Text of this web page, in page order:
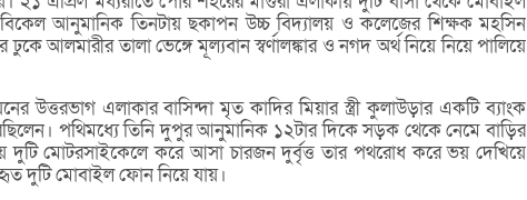
বিকেল আনুমানিক তিনটায় ছকাপন উচ্চ বিদ্যালয় ও কলেজের শিক্ষক মহসিন
আলমারীর তালা ভেঙ্গে মূল্যবান স্বর্ণালঙ্কার ও নগদ অর্থ নিয়ে নিয়ে পালিয়ে
উত্তরভাগ এলাকার বাসিন্দা মৃত কাদির মিয়ার স্ত্রী কুলাউড়ার একটি ব্যাংক
পথিমধ্যে তিনি দুপুর আনুমানিক ১২টার দিকে সড়ক থেকে নেমে বাড়ির
দুটি মোটরসাইকেলে করে আসা চারজন দুর্বৃত্ত তার পথরোধ করে ভয় দেখিয়ে
দুটি মোবাইল ফোন নিয়ে যায়।